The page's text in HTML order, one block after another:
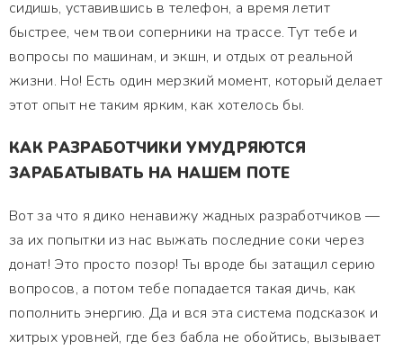
сидишь, уставившись в телефон, а время летит
быстрее, чем твои соперники на трассе. Тут тебе и
вопросы по машинам, и экшн, и отдых от реальной
жизни. Но! Есть один мерзкий момент, который делает
этот опыт не таким ярким, как хотелось бы.
КАК РАЗРАБОТЧИКИ УМУДРЯЮТСЯ
ЗАРАБАТЫВАТЬ НА НАШЕМ ПОТЕ
Вот за что я дико ненавижу жадных разработчиков —
за их попытки из нас выжать последние соки через
донат! Это просто позор! Ты вроде бы затащил серию
вопросов, а потом тебе попадается такая дичь, как
пополнить энергию. Да и вся эта система подсказок и
хитрых уровней, где без бабла не обойтись, вызывает